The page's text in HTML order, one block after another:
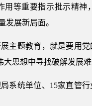
等重要指示批示精神
展新局面。
主题教育，就是要用
思想中寻找破解发展难
系统单位、15家直管